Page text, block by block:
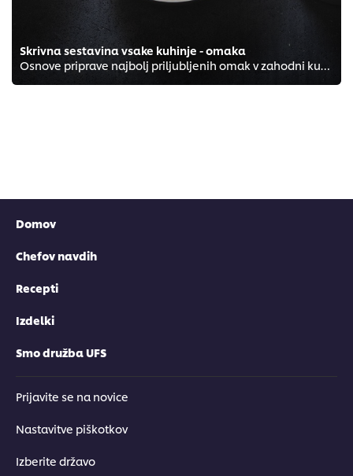
Skrivna sestavina vsake kuhinje - omaka
Osnove priprave najbolj priljubljenih omak v zahodni kuhinji in njihova uporaba
Domov
Chefov navdih
Recepti
Izdelki
Smo družba UFS
Prijavite se na novice
Nastavitve piškotkov
Izberite državo